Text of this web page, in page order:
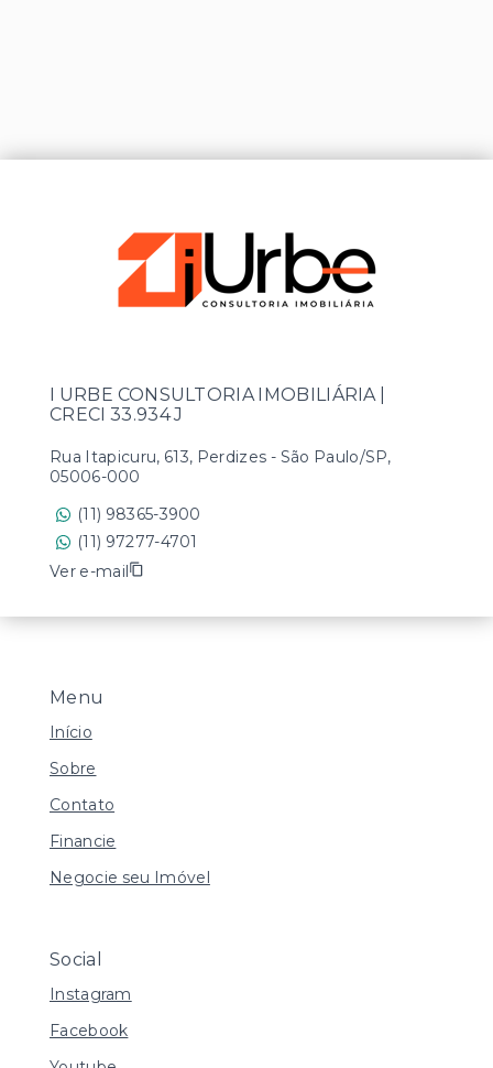
Menu
Início
Sobre
Contato
Financie
Negocie seu Imóvel
Social
Instagram
Facebook
I URBE CONSULTORIA IMOBILIÁRIA |
CRECI 33.934 J
Rua Itapicuru, 613, Perdizes - São Paulo/SP,
05006-000
(11) 98365-3900
(11) 97277-4701
Ver e-mail